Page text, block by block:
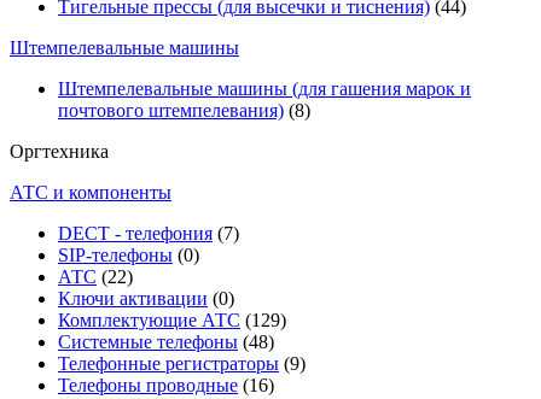
Тигельные прессы (для высечки и тиснения) (44)
Штемпелевальные машины
Штемпелевальные машины (для гашения марок и
почтового штемпелевания) (8)
Оргтехника
АТС и компоненты
DECT - телефония (7)
SIP-телефоны (0)
АТС (22)
Ключи активации (0)
Комплектующие АТС (129)
Системные телефоны (48)
Телефонные регистраторы (9)
Телефоны проводные (16)